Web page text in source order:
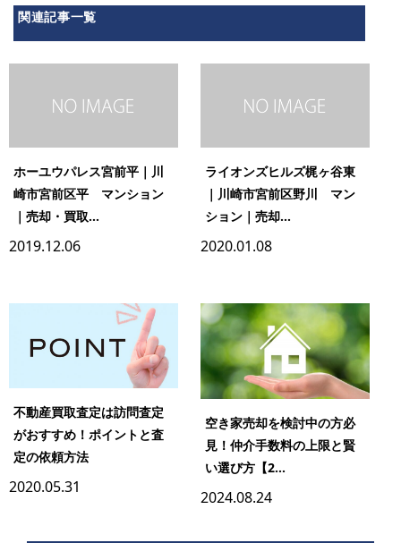
関連記事一覧
ホーユウパレス宮前平｜川
崎市宮前区平 マンション
｜売却・買取...
2019.12.06
ライオンズヒルズ梶ヶ谷東
｜川崎市宮前区野川 マン
ション｜売却...
2020.01.08
不動産買取査定は訪問査定
がおすすめ！ポイントと査
定の依頼方法
2020.05.31
空き家売却を検討中の方必
見！仲介手数料の上限と賢
い選び方【2...
2024.08.24